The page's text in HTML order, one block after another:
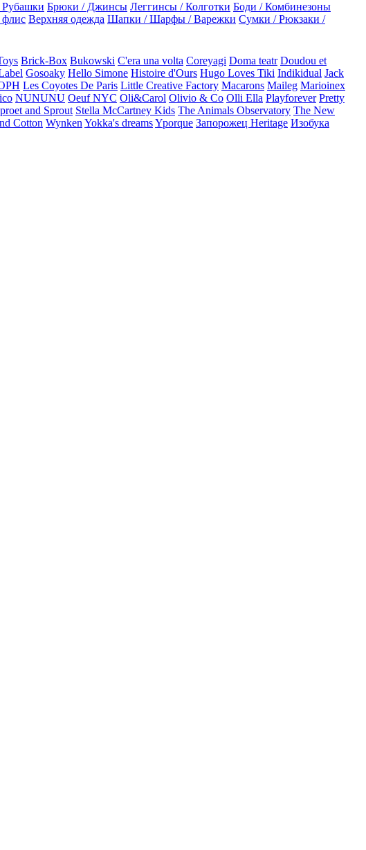
Рубашки Брюки / Джинсы Леггинсы / Колготки Боди / Комбинезоны
флис Верхняя одежда Шапки / Шарфы / Варежки Сумки / Рюкзаки /
Brick-Box Bukowski C'era una volta Coreyagi Doma teatr Doudou et
Gosoaky Hello Simone Histoire d'Ours Hugo Loves Tiki Indikidual Jack
Les Coyotes De Paris Little Creative Factory Macarons Maileg Marioinex
NUNUNU Oeuf NYC Oli&Carol Olivio & Co Olli Ella Playforever Pretty
and Sprout Stella McCartney Kids The Animals Observatory The New
Cotton Wynken Yokka's dreamsYporque Запорожец Heritage Изобука